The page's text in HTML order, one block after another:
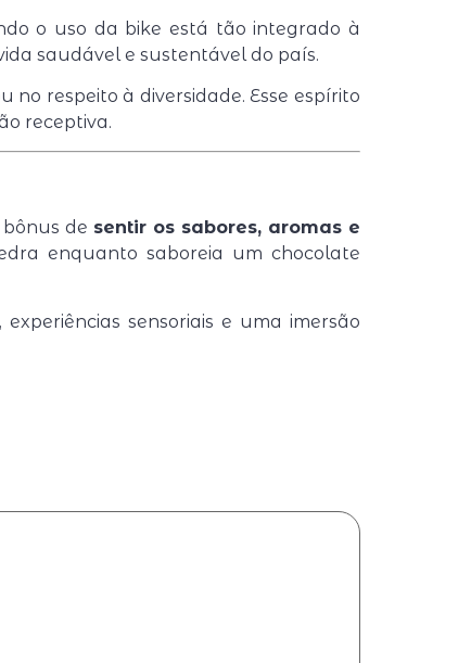
o uso da bike está tão integrado à
saudável e sustentável do país.
no respeito à diversidade. Esse espírito
receptiva.
de sentir os sabores, aromas e
enquanto saboreia um chocolate
sensoriais e uma imersão